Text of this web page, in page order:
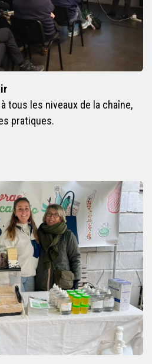
tous les niveaux de la chaîne,
pratiques.